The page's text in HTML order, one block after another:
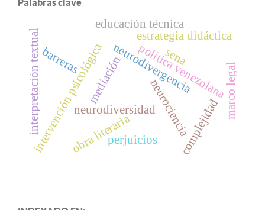
intervención psicológica política venezolana
neurodivergencia
neurodiversidadneurociencia
mediación
estrategia didáctica
obra literaria complejidad
sena
educación técnica
interpretación textual marco legal
barreras
perjuicios